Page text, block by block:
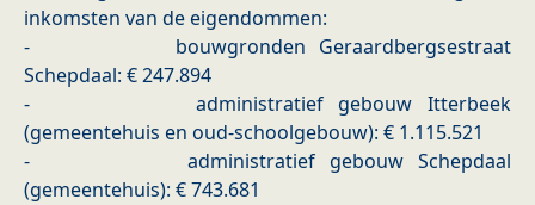
inkomsten van de eigendommen:
- bouwgronden Geraardbergsestraat
Schepdaal: € 247.894
- administratief gebouw Itterbeek
(gemeentehuis en oud-schoolgebouw): € 1.115.521
- administratief gebouw Schepdaal
(gemeentehuis): € 743.681